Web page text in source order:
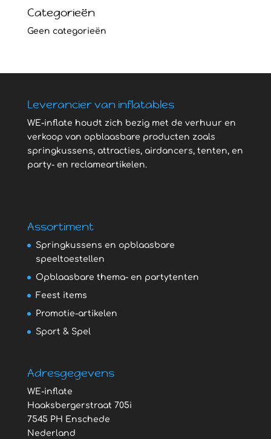
Categorieën
Geen categorieën
Leverancier van inflatables
WE-inflate houdt zich bezig met de verhuur en
verkoop van opblaasbare producten zoals
springkussens, attracties, airdancers, tenten, en
party- en reclameartikelen.
Assortiment
Springkussens en opblaasbare
speeltoestellen
Opblaasbare thema- en partytenten
Feest items
Promotie-artikelen
Sport & Spel
Adresgegevens
WE-inflate
Haaksbergerstraat 705i
7545 PH Enschede
Nederland